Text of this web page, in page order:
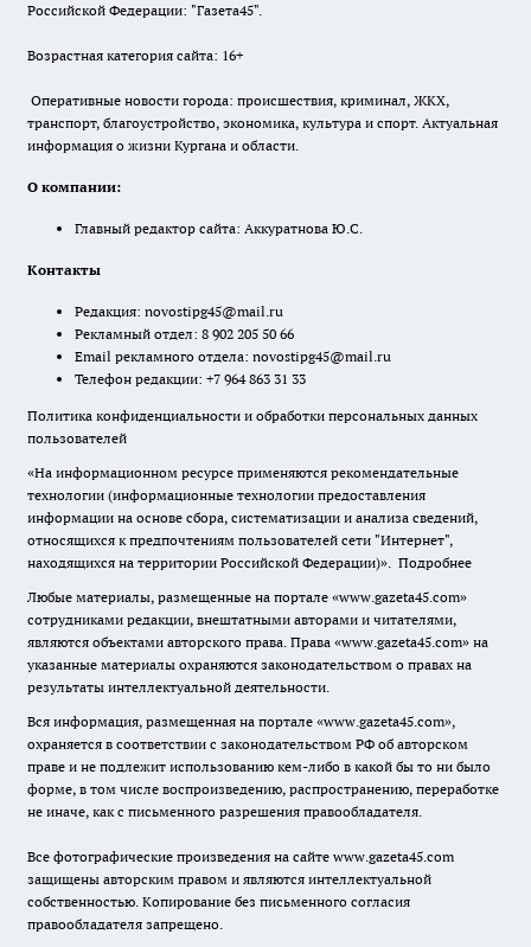
Российской Федерации: "Газета45".
Возрастная категория сайта: 16+
Оперативные новости города: происшествия, криминал, ЖКХ,
транспорт, благоустройство, экономика, культура и спорт. Актуальная
информация о жизни Кургана и области.
О компании:
Главный редактор сайта: Аккуратнова Ю.С.
Контакты
Редакция: novostipg45@mail.ru
Рекламный отдел: 8 902 205 50 66
Email рекламного отдела: novostipg45@mail.ru
Телефон редакции: +7 964 863 31 33
Политика конфиденциальности и обработки персональных данных
пользователей
«На информационном ресурсе применяются рекомендательные
технологии (информационные технологии предоставления
информации на основе сбора, систематизации и анализа сведений,
относящихся к предпочтениям пользователей сети "Интернет",
находящихся на территории Российской Федерации)». Подробнее
Любые материалы, размещенные на портале «www.gazeta45.com»
сотрудниками редакции, внештатными авторами и читателями,
являются объектами авторского права. Права «www.gazeta45.com» на
указанные материалы охраняются законодательством о правах на
результаты интеллектуальной деятельности.
Вся информация, размещенная на портале «www.gazeta45.com»,
охраняется в соответствии с законодательством РФ об авторском
праве и не подлежит использованию кем-либо в какой бы то ни было
форме, в том числе воспроизведению, распространению, переработке
не иначе, как с письменного разрешения правообладателя.
Все фотографические произведения на сайте www.gazeta45.com
защищены авторским правом и являются интеллектуальной
собственностью. Копирование без письменного согласия
правообладателя запрещено.